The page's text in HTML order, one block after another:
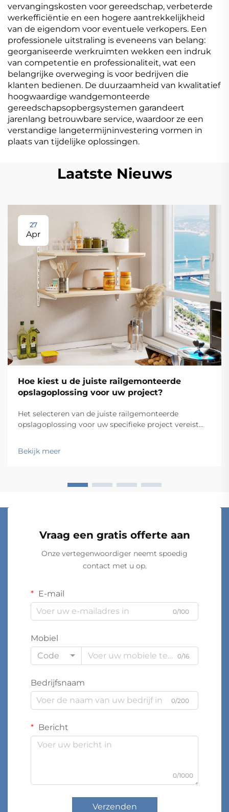
vervangingskosten voor gereedschap, verbeterde
werkefficiëntie en een hogere aantrekkelijkheid
van de eigendom voor eventuele verkopers. Een
professionele uitstraling is eveneens van belang:
georganiseerde werkruimten wekken een indruk
van competentie en professionaliteit, wat een
belangrijke overweging is voor bedrijven die
klanten bedienen. De duurzaamheid van kwalitatief
hoogwaardige wandgemonteerde
gereedschapsopbergsystemen garandeert
jarenlang betrouwbare service, waardoor ze een
verstandige langetermijninvestering vormen in
plaats van tijdelijke oplossingen.
Laatste Nieuws
27
Apr
Hoe kiest u de juiste railgemonteerde
opslagoplossing voor uw project?
Het selecteren van de juiste railgemonteerde
opslagoplossing voor uw specifieke project vereist
operationele factoren die direct van invloed zijn op
zowel de functionaliteit als de langetermijnprestaties.
Bekijk meer
Vraag een gratis offerte aan
Onze vertegenwoordiger neemt spoedig
contact met u op.
E-mail
0/100
Mobiel
Code
0/16
Bedrijfsnaam
0/200
Bericht
0/1000
Verzenden